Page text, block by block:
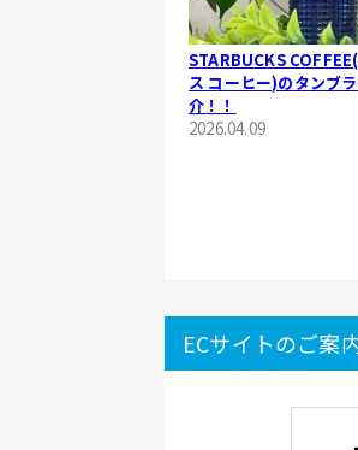
STARBUCKS
ス コーヒー)のタンブ
介！！
2026.04.09
ECサイトのご案